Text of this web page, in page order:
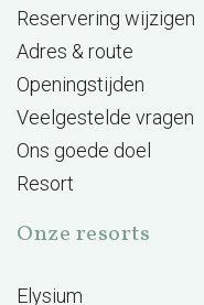
Reservering wijzigen
Adres & route
Openingstijden
Veelgestelde vragen
Ons goede doel
Resort
Onze resorts
Elysium